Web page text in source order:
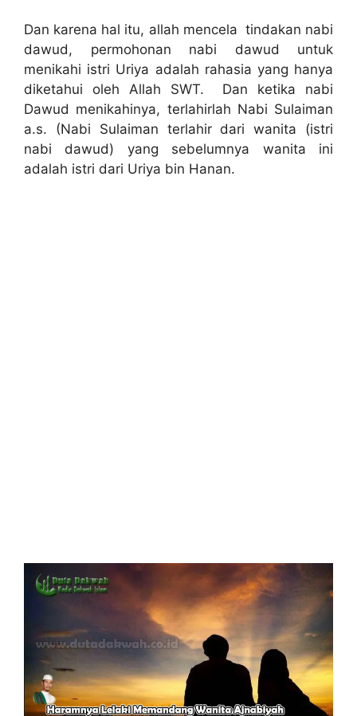
Dan karena hal itu, allah mencela tindakan nabi
dawud, permohonan nabi dawud untuk
menikahi istri Uriya adalah rahasia yang hanya
diketahui oleh Allah SWT. Dan ketika nabi
Dawud menikahinya, terlahirlah Nabi Sulaiman
a.s. (Nabi Sulaiman terlahir dari wanita (istri
nabi dawud) yang sebelumnya wanita ini
adalah istri dari Uriya bin Hanan.